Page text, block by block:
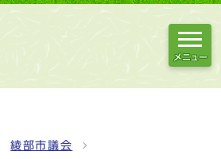
メニュー
綾部市議会